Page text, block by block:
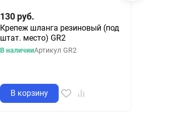
130 руб.
Крепеж шланга резиновый (под
штат. место) GR2
В наличииАртикул GR2
В корзину